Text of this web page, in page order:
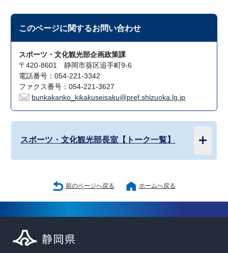
このページに関するお問い合わせ
スポーツ・文化観光部企画政策課
〒420-8601 静岡市葵区追手町9-6
電話番号：054-221-3342
ファクス番号：054-221-3627
bunkakanko_kikakuseisaku@pref.shizuoka.lg.jp
スポーツ・文化観光部長室【トーク一覧】
前のページへ戻る ホームへ戻る